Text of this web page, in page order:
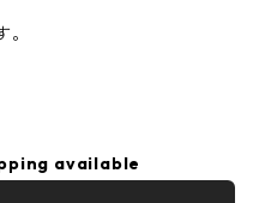
available